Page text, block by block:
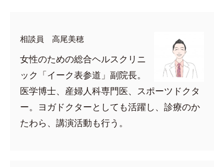
相談員 高尾美穂
女性のための総合ヘルスクリニ
ック「イーク表参道」副院長。
医学博士、産婦人科専門医、スポーツドクタ
ー。ヨガドクターとしても活躍し、診療のか
たわら、講演活動も行う。